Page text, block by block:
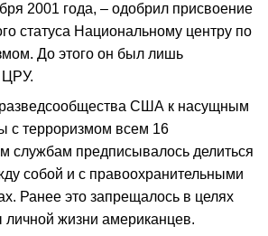
2001 года, – одобрил присвоение
статуса Национальному центру по
До этого он был лишь
ЦРУ.
США к насущным
с терроризмом всем 16
службам предписывалось делиться
собой и с правоохранительными
Ранее это запрещалось в целях
личной жизни американцев.